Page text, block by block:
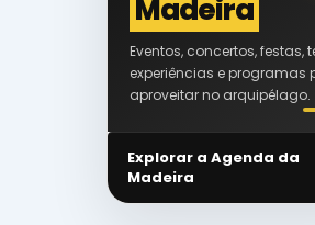
Madeira
Eventos, concertos, festas,
experiências e programas
aproveitar no arquipélago.
Explorar a Agenda da
Madeira